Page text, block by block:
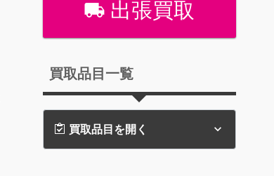
出張買取
買取品目一覧
買取品目を開く